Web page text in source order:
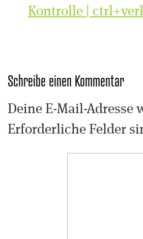
Kontrolle |
Schreibe einen Kommentar
Deine E-Mail-
Erforderliche Felder